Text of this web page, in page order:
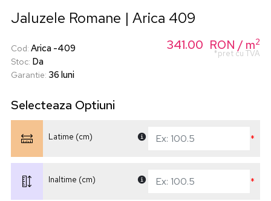
Jaluzele Romane | Arica 409
Cod: Arica -409
Stoc: Da
Garantie: 36 luni
341.00 RON / m2
*pret cu TVA
Selecteaza Optiuni
Latime (cm) *
Inaltime (cm) *